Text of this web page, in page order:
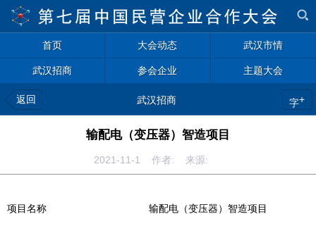
首页 大会动态 武汉市情
武汉招商 参会企业 主题大会
返回 武汉招商 字+
输配电（变压器）智造项目
2021-11-1 作者: 来源:
项目名称 输配电（变压器）智造项目